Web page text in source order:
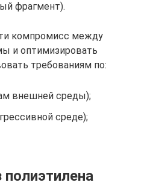
фрагмент).
компромисс между
и оптимизировать
требованиям по:
внешней среды);
среде);